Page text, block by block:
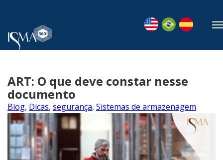
ART: O que deve constar nesse
documento
Blog, Dicas, segurança, Sistemas de armazenagem